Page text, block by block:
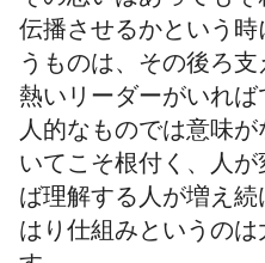
伝播させるかという
うものは、その後ろ支
熱いリーダーがいれ
人的なものでは意味
いてこそ根付く、人
ば理解する人が増え
はり仕組みというの